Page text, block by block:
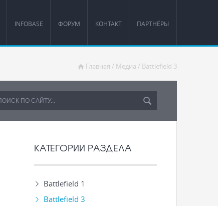
INFOBASE ФОРУМ КОНТАКТ ПАРТНЁРЫ
Главная / Медиа / Battlefield 3
КАТЕГОРИИ РАЗДЕЛА
Battlefield 1
Battlefield 3